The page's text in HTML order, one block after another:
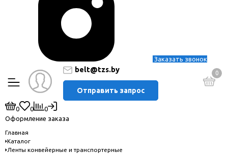
Заказать звонок
belt@tzs.by
Отправить запрос
0
0 0
0
Оформление заказа
Главная
Каталог
Ленты конвейерные и транспортерные